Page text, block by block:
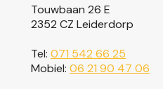
Touwbaan 26 E
2352 CZ Leiderdorp
Tel: 071 542 66 25
Mobiel: 06 21 90 47 06